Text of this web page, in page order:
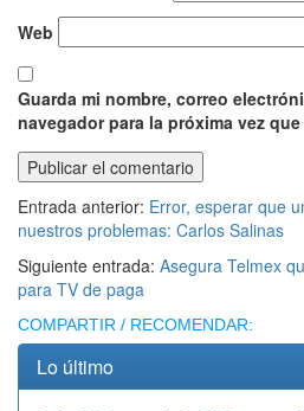
Web
Guarda mi nombre, correo
navegador para la próxima vez
Entrada anterior: Error, esperar que
nuestros problemas: Carlos Salinas
Siguiente entrada: Asegura Telmex
para TV de paga
COMPARTIR / RECOMENDAR:
Lo último